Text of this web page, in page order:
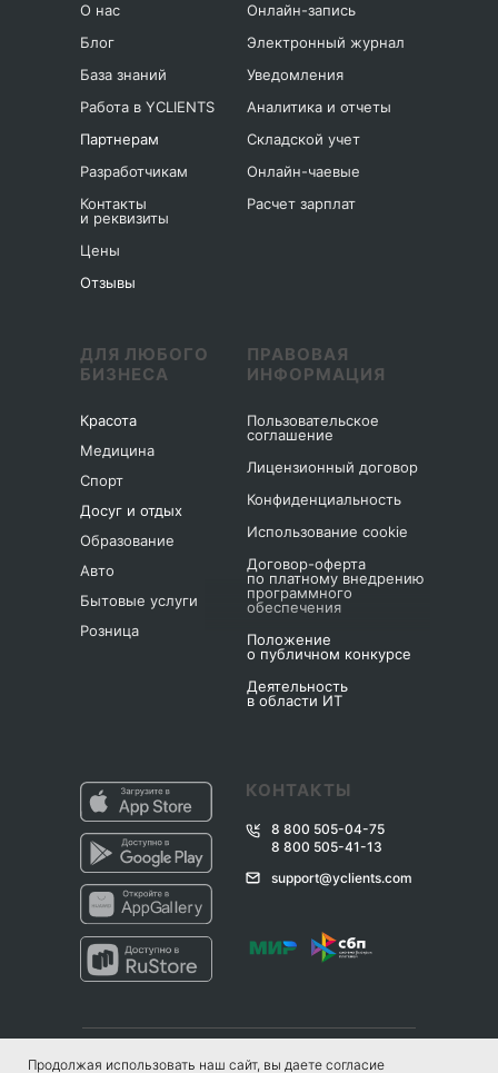
Продолжая использовать наш сайт, вы даете согласие
ПРАВОВАЯ
ИНФОРМАЦИЯ
ДЛЯ ЛЮБОГО
БИЗНЕСА
КОНТАКТЫ
8 800 505-41-13
support@yclients.com
8 800 505-04-75
Онлайн-запись
Электронный журнал
Уведомления
Аналитика и отчеты
Складской учет
Расчет зарплат
Онлайн-чаевые
О нас
Блог
База знаний
Работа в YCLIENTS
Разработчикам
Контакты
и реквизиты
Цены
Партнерам
Отзывы
Медицина
Спорт
Розница
Красота
Авто
Образование
Бытовые услуги
Досуг и отдых
Пользовательское
соглашение
Лицензионный договор
Использование cookie
Конфиденциальность
Договор-оферта
по платному внедрению
программного
обеспечения
Положение
о публичном конкурсе
Деятельность
в области ИТ